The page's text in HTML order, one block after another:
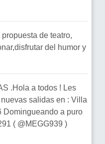
de teatro,
del humor y
.Hola a todos ! Les
salidas en : Villa
Domingueando a puro
( @MEGG939 )